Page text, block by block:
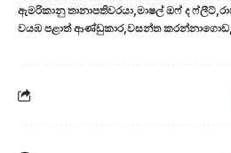
ඇමරිකානු තානාපතිවරයා මාෂල් ඔෆ් ද ෆ්ලීට්
වයඹ පළාත් ආණ්ඩුකාර වසන්ත කරන්නාගොඩ